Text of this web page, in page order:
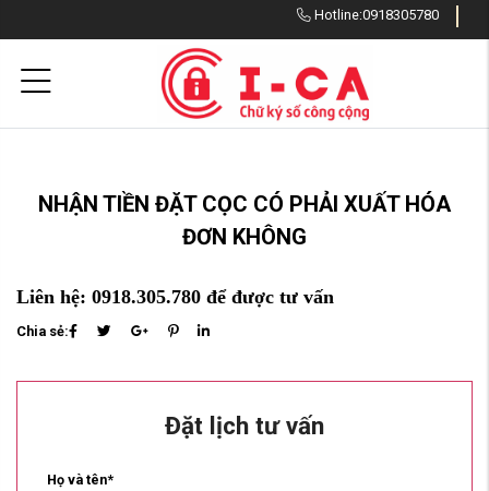
Hotline:0918305780
NHẬN TIỀN ĐẶT CỌC CÓ PHẢI XUẤT HÓA
ĐƠN KHÔNG
Liên hệ: 0918.305.780 để được tư vấn
Chia sẻ:
Đặt lịch tư vấn
Họ và tên*